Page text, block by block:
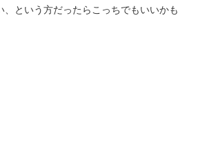
、という方だったらこっちでもいいかも